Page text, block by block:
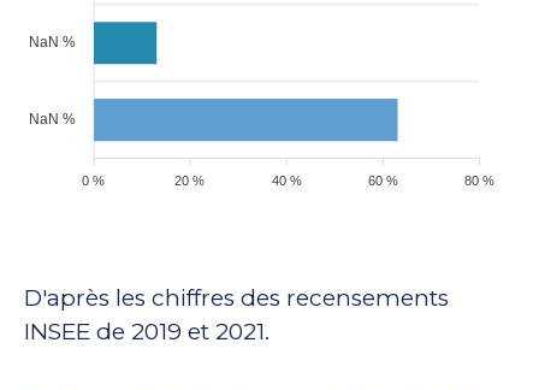
NaN %
NaN %
80 %
60 %
40 %
20 %
0 %
D'après les chiffres des recensements
INSEE de 2019 et 2021.